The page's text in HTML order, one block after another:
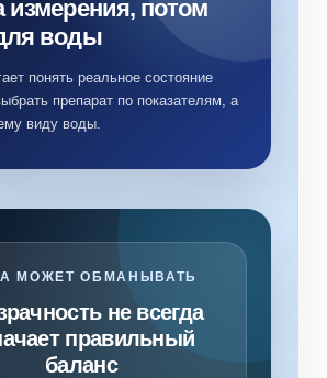
измерения, потом
воды
понять реальное состояние
препарат по показателям, а
виду воды.
МОЖЕТ ОБМАНЫВАТЬ
не всегда
правильный
баланс